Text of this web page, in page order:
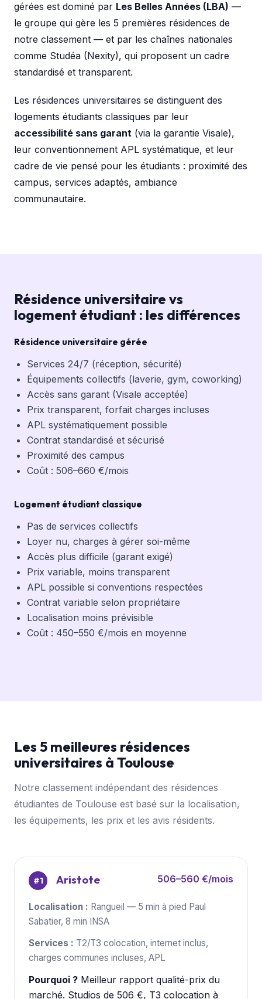
gérées est dominé par Les Belles Années (LBA) —
le groupe qui gère les 5 premières résidences de
notre classement — et par les chaînes nationales
comme Studéa (Nexity), qui proposent un cadre
standardisé et transparent.
Les résidences universitaires se distinguent des
logements étudiants classiques par leur
accessibilité sans garant (via la garantie Visale),
leur conventionnement APL systématique, et leur
cadre de vie pensé pour les étudiants : proximité des
campus, services adaptés, ambiance
communautaire.
Résidence universitaire vs
logement étudiant : les différences
Résidence universitaire gérée
Services 24/7 (réception, sécurité)
Équipements collectifs (laverie, gym, coworking)
Accès sans garant (Visale acceptée)
Prix transparent, forfait charges incluses
APL systématiquement possible
Contrat standardisé et sécurisé
Proximité des campus
Coût : 506–660 €/mois
Logement étudiant classique
Pas de services collectifs
Loyer nu, charges à gérer soi-même
Accès plus difficile (garant exigé)
Prix variable, moins transparent
APL possible si conventions respectées
Contrat variable selon propriétaire
Localisation moins prévisible
Coût : 450–550 €/mois en moyenne
Les 5 meilleures résidences
universitaires à Toulouse
Notre classement indépendant des résidences
étudiantes de Toulouse est basé sur la localisation,
les équipements, les prix et les avis résidents.
#1 Aristote 506–560 €/mois
Localisation : Rangueil — 5 min à pied Paul
Sabatier, 8 min INSA
Services : T2/T3 colocation, internet inclus,
charges communes incluses, APL
Pourquoi ? Meilleur rapport qualité-prix du
marché. Studios de 506 €, T3 colocation à